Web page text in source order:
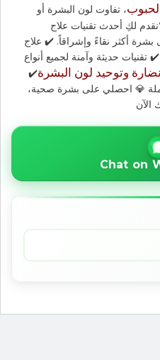
، تفاوت لون البشرة أو
لكِ أحدث تقنيات علاج
أكثر نقاءً وإشراقاً. ✔️ علاج
حديثة وآمنة لجميع أنواع
نضارة وتوحيد لون البشرة✔️
💎 احصلي على بشرة صحية،
Chat on